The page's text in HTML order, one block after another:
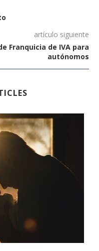
artículo siguiente
Franquicia de IVA para
autónomos